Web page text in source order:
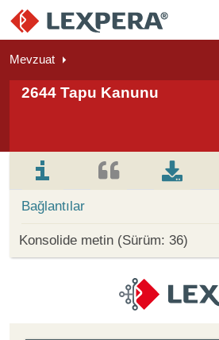
Mevzuat
2644 Tapu Kanunu
Bağlantılar
Konsolide metin (Sürüm: 36)